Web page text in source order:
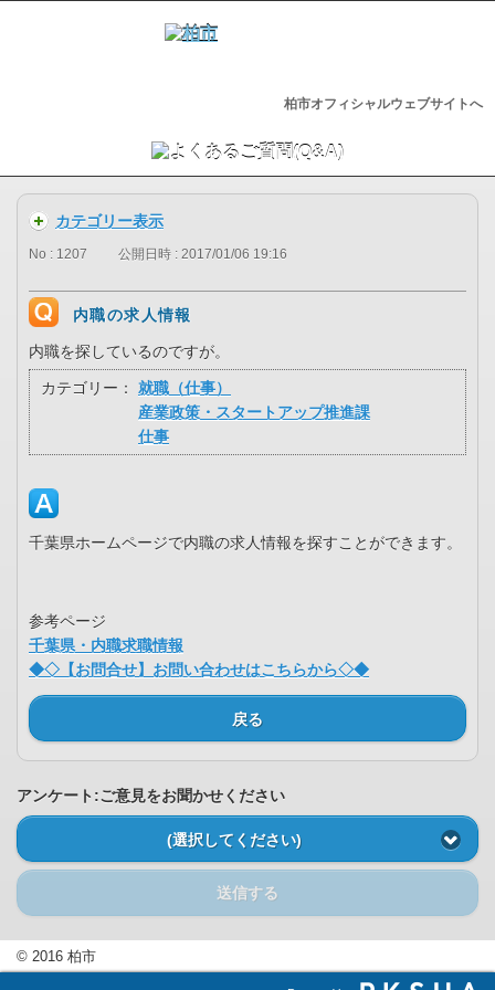
柏市オフィシャルウェブサイトへ
カテゴリー表示
No : 1207 公開日時 : 2017/01/06 19:16
内職の求人情報
内職を探しているのですが。
カテゴリー：
就職（仕事）
産業政策・スタートアップ推進課
仕事
千葉県ホームページで内職の求人情報を探すことができます。
参考ページ
千葉県・内職求職情報
◆◇【お問合せ】お問い合わせはこちらから◇◆
戻る
アンケート:ご意見をお聞かせください
(選択してください)
送信する
© 2016 柏市